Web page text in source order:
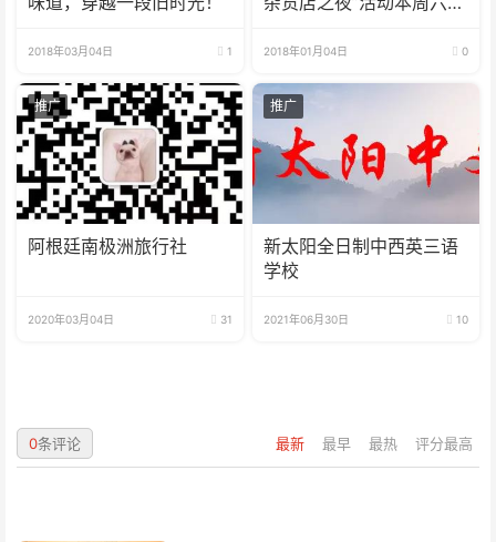
2018年03月04日 1 2018年01月04日 0
推广
阿根廷南极洲旅行社
2020年03月04日 31
推广
新太阳全日制中西英三语
学校
2021年06月30日 10
最新 最早 最热 评分最高
0条评论